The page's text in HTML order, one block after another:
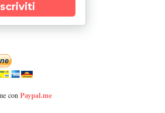
con Paypal.me